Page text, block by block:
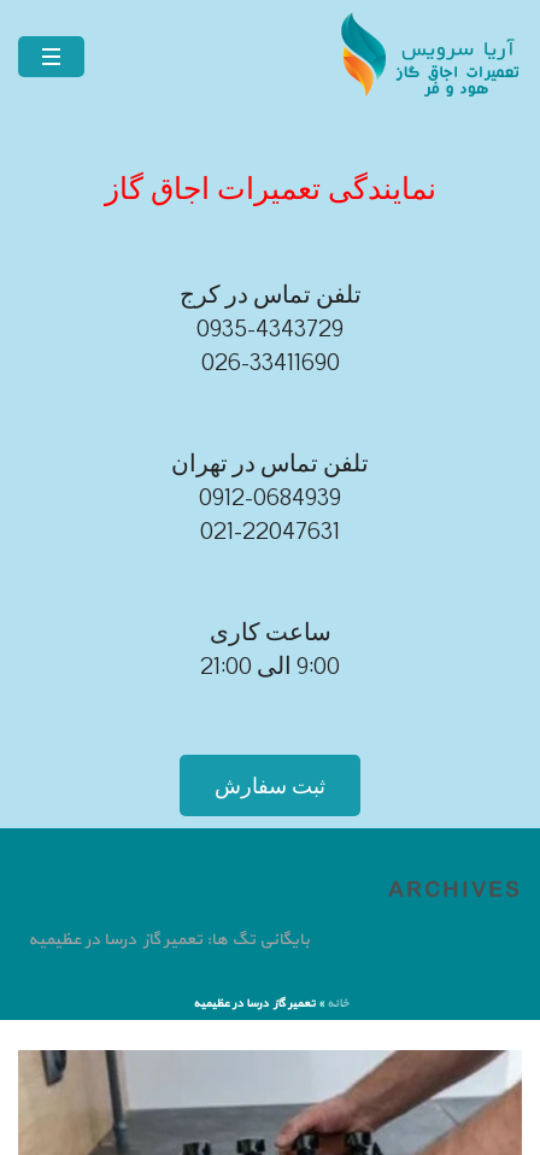
نمایندگی تعمیرات اجاق گاز
تلفن تماس در کرج
0935-4343729
026-33411690
تلفن تماس در تهران
0912-0684939
021-22047631
ساعت کاری
9:00 الی 21:00
ثبت سفارش
ARCHIVES
بایگانی تگ ها: تعمیر گاز درسا در عظیمیه
خانه »تعمیر گاز درسا در عظیمیه